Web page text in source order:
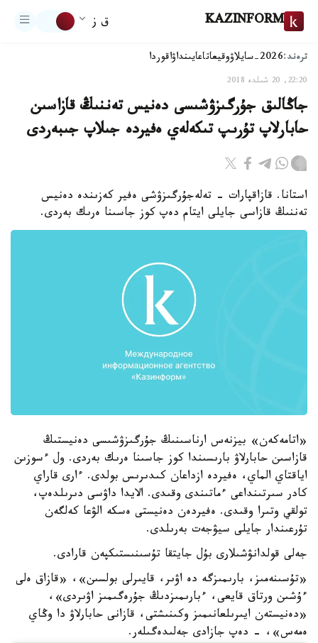
KAZINFORM ق ز
ترەند:2026-سايلاۋ وقيعاتاعايىنداۋاقوردا
22:20, 20 شىلدە 2018
جاڭالىق جۇرگىزۋشىسى دەنيس تەننىڭ قازاسىن
حابارلاپ تۇرىپ تىكەلەي ەفيردە جىلاپ جىبەردى
استانا. قازاقپارات - تەلەجۇرگىزۋشى ەفير كەزىندە دەنيس
تەننىڭ قازاسى جايلى ايتام دەپ كوز جاسىنا ەرىك بەردى.
«اتامەكەن» بيزنەس ارناسىنىڭ جۇرگىزۋشىسى دەنيستىڭ
قازاسىن حابارلاۋ بارىسىندا كوز جاسىنا ەرىك بەردى. ول ءسوزىن
اياقتاي الماي، ەفيردە ازداعان كىدىرىس بولدى. ءارى قاراي
كادر سىرتىنداعى ءماتىندى وقىدى. الايدا داۋسى دىرىلدەپ،
تولقي وتىرا وقىدى. ەفيردەن دەنيستى ەسكە الۋعا كەلگەن
تۇرعىندار جايلى سيۋجەت بەرىلدى.
جەلى قولدانۋشىلارى بۇل جايتقا تۇسىنىستىكپەن قارادى.
«تۇسىنەمىز، بارىمىزگە دە اۋىر، قايىرلى بولسىن»، «قازاق ەلى
ءۇشىن ورتاق قايعى، ءبارىمىزدىڭ جۇرەگىمىز اۋىردى»،
«دەنيستەن ايىرىلعانىمىز وكىنىشتى، قازانى حابارلاۋ دا وڭاي
ەمەس»، - دەپ جازادى جەلىدەگىلەر.